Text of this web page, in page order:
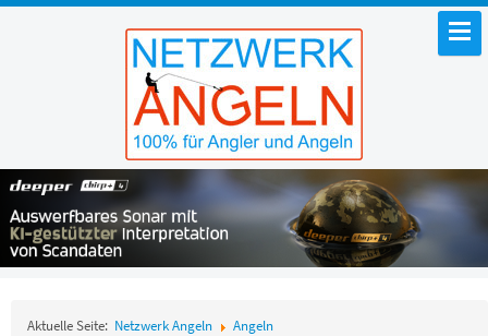
Aktuelle Seite: Netzwerk Angeln Angeln